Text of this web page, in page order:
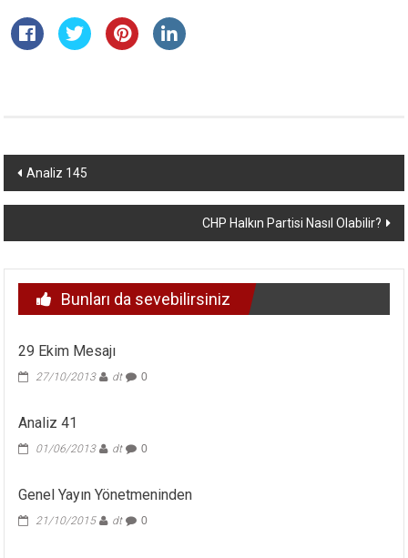
Yazı
dolaşımı
Analiz 145
CHP Halkın Partisi Nasıl Olabilir?
Bunları da sevebilirsiniz
29 Ekim Mesajı
27/10/2013 dt 0
Analiz 41
01/06/2013 dt 0
Genel Yayın Yönetmeninden
21/10/2015 dt 0